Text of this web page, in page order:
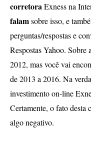
corretoraExness na
falamsobre isso, e
perguntas/respostas e
Respostas Yahoo. Sobre
2012, mas você vai
de 2013 a 2016. Na
investimento on-line
Certamente, o fato desta
algo negativo.